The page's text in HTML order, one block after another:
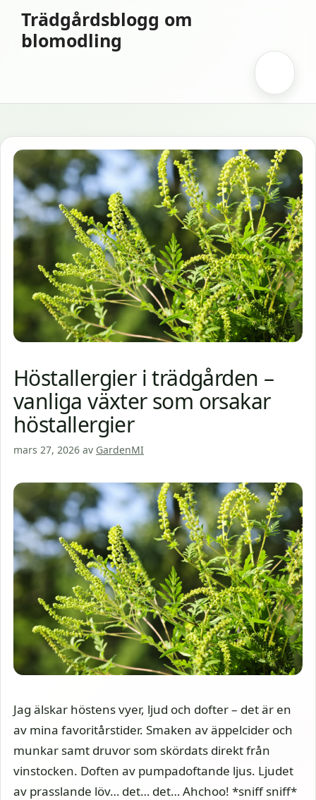
innehåll
Trädgårdsblogg om
blomodling
Höstallergier i trädgården –
vanliga växter som orsakar
höstallergier
mars 27, 2026 av GardenMI
Jag älskar höstens vyer, ljud och dofter – det är en
av mina favoritårstider. Smaken av äppelcider och
munkar samt druvor som skördats direkt från
vinstocken. Doften av pumpadoftande ljus. Ljudet
av prasslande löv… det… det… Ahchoo! *sniff sniff*